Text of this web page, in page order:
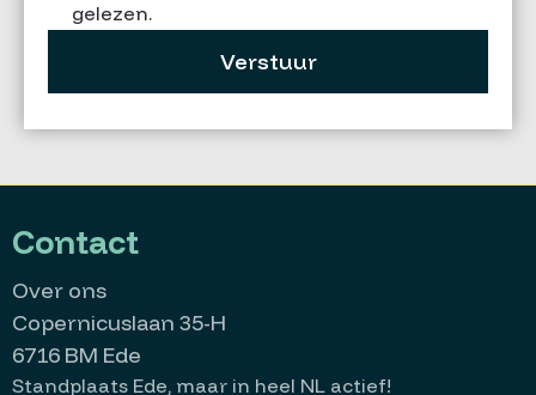
gelezen.
Verstuur
Contact
Over ons
Copernicuslaan 35-H
6716 BM Ede
Standplaats Ede, maar in heel NL actief!